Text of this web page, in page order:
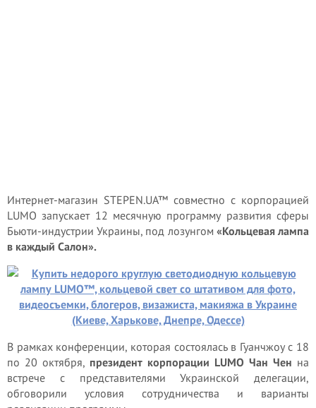
Интернет-магазин STEPEN.UA™ совместно с корпорацией
LUMO запускает 12 месячную программу развития сферы
Бьюти-индустрии Украины, под лозунгом «Кольцевая лампа
в каждый Салон».
В рамках конференции, которая состоялась в Гуанчжоу с 18
по 20 октября, президент корпорации LUMO Чан Чен на
встрече с представителями Украинской делегации,
обговорили условия сотрудничества и варианты